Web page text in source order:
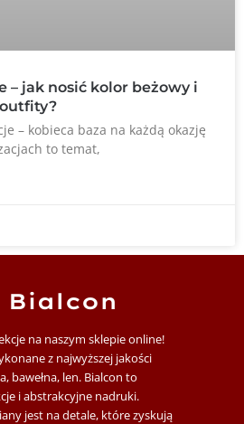
– jak nosić kolor beżowy i
– kobieca baza na każdą okazję
to temat,
Bialcon
na naszym sklepie online!
z najwyższej jakości
bawełna, len. Bialcon to
i abstrakcyjne nadruki.
jest na detale, które zyskują